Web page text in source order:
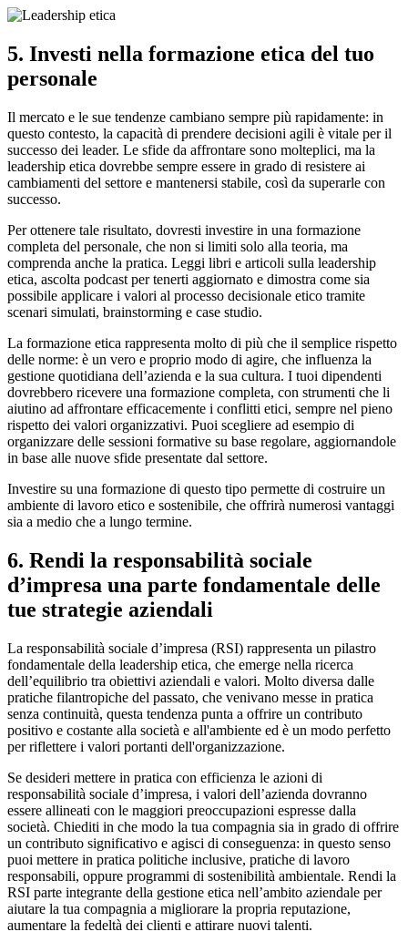
5. Investi nella formazione etica del tuo
personale
Il mercato e le sue tendenze cambiano sempre più rapidamente: in
questo contesto, la capacità di prendere decisioni agili è vitale per il
successo dei leader. Le sfide da affrontare sono molteplici, ma la
leadership etica dovrebbe sempre essere in grado di resistere ai
cambiamenti del settore e mantenersi stabile, così da superarle con
successo.
Per ottenere tale risultato, dovresti investire in una formazione
completa del personale, che non si limiti solo alla teoria, ma
comprenda anche la pratica. Leggi libri e articoli sulla leadership
etica, ascolta podcast per tenerti aggiornato e dimostra come sia
possibile applicare i valori al processo decisionale etico tramite
scenari simulati, brainstorming e case studio.
La formazione etica rappresenta molto di più che il semplice rispetto
delle norme: è un vero e proprio modo di agire, che influenza la
gestione quotidiana dell’azienda e la sua cultura. I tuoi dipendenti
dovrebbero ricevere una formazione completa, con strumenti che li
aiutino ad affrontare efficacemente i conflitti etici, sempre nel pieno
rispetto dei valori organizzativi. Puoi scegliere ad esempio di
organizzare delle sessioni formative su base regolare, aggiornandole
in base alle nuove sfide presentate dal settore.
Investire su una formazione di questo tipo permette di costruire un
ambiente di lavoro etico e sostenibile, che offrirà numerosi vantaggi
sia a medio che a lungo termine.
6. Rendi la responsabilità sociale
d’impresa una parte fondamentale delle
tue strategie aziendali
La responsabilità sociale d’impresa (RSI) rappresenta un pilastro
fondamentale della leadership etica, che emerge nella ricerca
dell’equilibrio tra obiettivi aziendali e valori. Molto diversa dalle
pratiche filantropiche del passato, che venivano messe in pratica
senza continuità, questa tendenza punta a offrire un contributo
positivo e costante alla società e all'ambiente ed è un modo perfetto
per riflettere i valori portanti dell'organizzazione.
Se desideri mettere in pratica con efficienza le azioni di
responsabilità sociale d’impresa, i valori dell’azienda dovranno
essere allineati con le maggiori preoccupazioni espresse dalla
società. Chiediti in che modo la tua compagnia sia in grado di offrire
un contributo significativo e agisci di conseguenza: in questo senso
puoi mettere in pratica politiche inclusive, pratiche di lavoro
responsabili, oppure programmi di sostenibilità ambientale. Rendi la
RSI parte integrante della gestione etica nell’ambito aziendale per
aiutare la tua compagnia a migliorare la propria reputazione,
aumentare la fedeltà dei clienti e attirare nuovi talenti.